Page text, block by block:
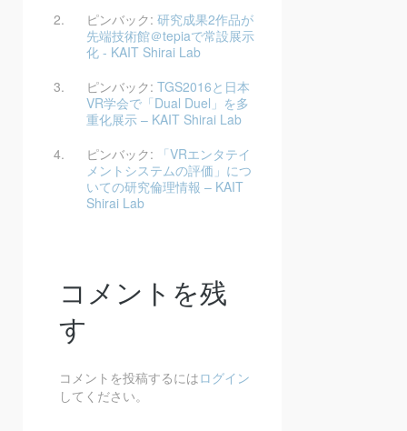
ピンバック: 研究成果2作品が
先端技術館＠tepiaで常設展示
化 - KAIT Shirai Lab
ピンバック: TGS2016と日本
VR学会で「Dual Duel」を多
重化展示 – KAIT Shirai Lab
ピンバック:
「VRエンタテイ
メントシステムの評価」につ
いての研究倫理情報 – KAIT
Shirai Lab
コメントを残
す
コメントを投稿するにはログイン
してください。